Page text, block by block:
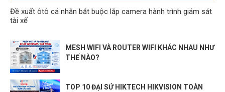
Đề xuất ôtô cá nhân bắt buộc lắp camera hành trình giám sát
tài xế
MESH WIFI VÀ ROUTER WIFI KHÁC NHAU NHƯ
THẾ NÀO?
TOP 10 ĐẠI SỨ HIKTECH HIKVISION TOÀN